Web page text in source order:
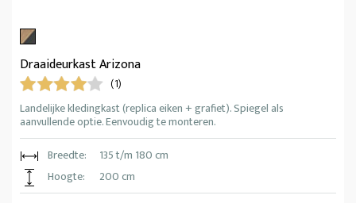
Draaideurkast Arizona
(1)
Landelijke kledingkast (replica eiken + grafiet). Spiegel als
aanvullende optie. Eenvoudig te monteren.
Breedte:
135 t/m 180 cm
Hoogte:
200 cm